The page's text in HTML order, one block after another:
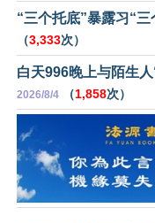
“三个托底”暴露习“三
（3,333次）
白天996晚上与陌生
2026/8/4 （1,858次）